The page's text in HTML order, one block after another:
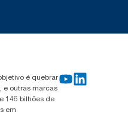
é quebrar
e outras marcas
146 bilhões de
em